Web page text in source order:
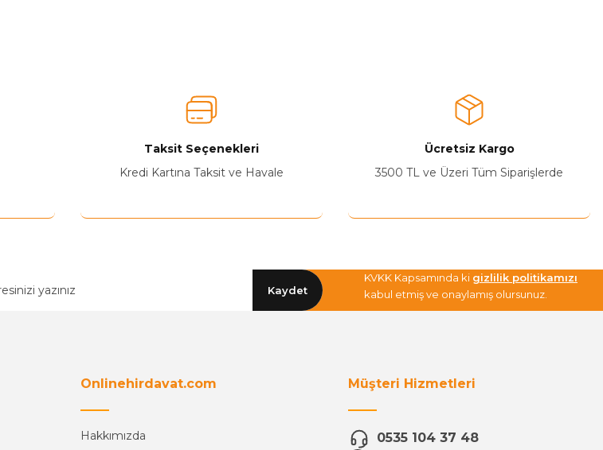
Taksit Seçenekleri
Kredi Kartına Taksit ve Havale
Ücretsiz Kargo
3500 TL ve Üzeri Tüm Siparişlerde
Kaydet
KVKK Kapsamında ki gizlilik politikamızı
kabul etmiş ve onaylamış olursunuz.
Onlinehirdavat.com
Hakkımızda
Müşteri Hizmetleri
0535 104 37 48